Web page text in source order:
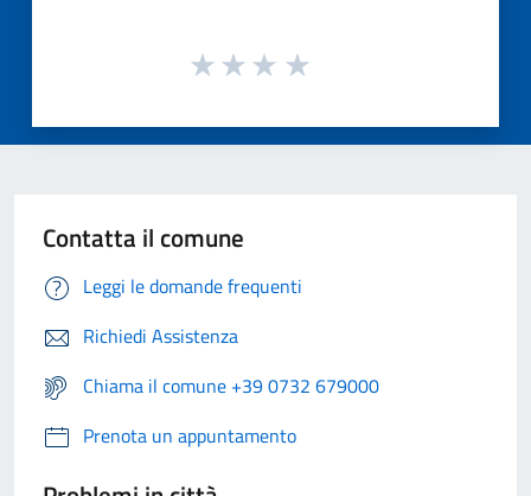
Contatta il comune
Leggi le domande frequenti
Richiedi Assistenza
Chiama il comune +39 0732 679000
Prenota un appuntamento